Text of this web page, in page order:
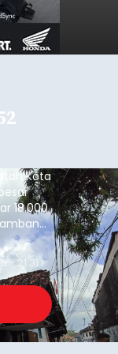
Kota
18.000
pada
- 21:31